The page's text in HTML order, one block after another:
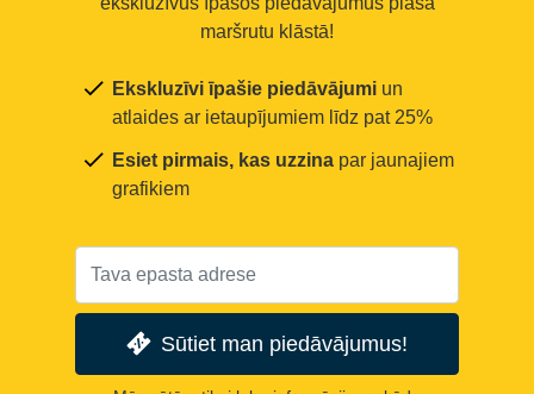
maršrutu klāstā!
Ekskluzīvi īpašie piedāvājumi un
atlaides ar ietaupījumiem līdz pat 25%
Esiet pirmais, kas uzzina par jaunajiem
grafikiem
Sūtiet man piedāvājumus!